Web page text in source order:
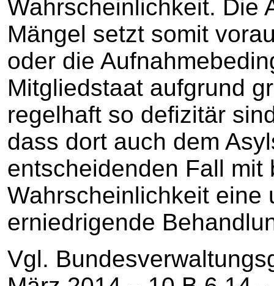
Wahrscheinlichkeit. Die
Mängel setzt somit
oder die
Mitgliedstaat aufgrund
regelhaft so defizitär
dass dort auch dem
entscheidenden Fall mit
Wahrscheinlichkeit eine
erniedrigende
Vgl.